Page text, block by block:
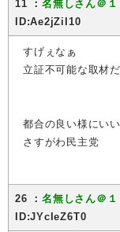
11 ：名無しさん＠１
ID:Ae2jZiI10
すげぇなぁ
立証不可能な取材
都合の良い様にい
さすがわ民主党
26 ：名無しさん＠１
ID:JYcIeZ6T0